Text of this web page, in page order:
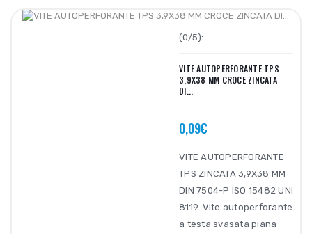
(0/5):
VITE AUTOPERFORANTE TPS
3,9X38 MM CROCE ZINCATA
DI...
0,09€
VITE AUTOPERFORANTE
TPS ZINCATA 3,9X38 MM
DIN 7504-P ISO 15482 UNI
8119. Vite autoperforante
a testa svasata piana